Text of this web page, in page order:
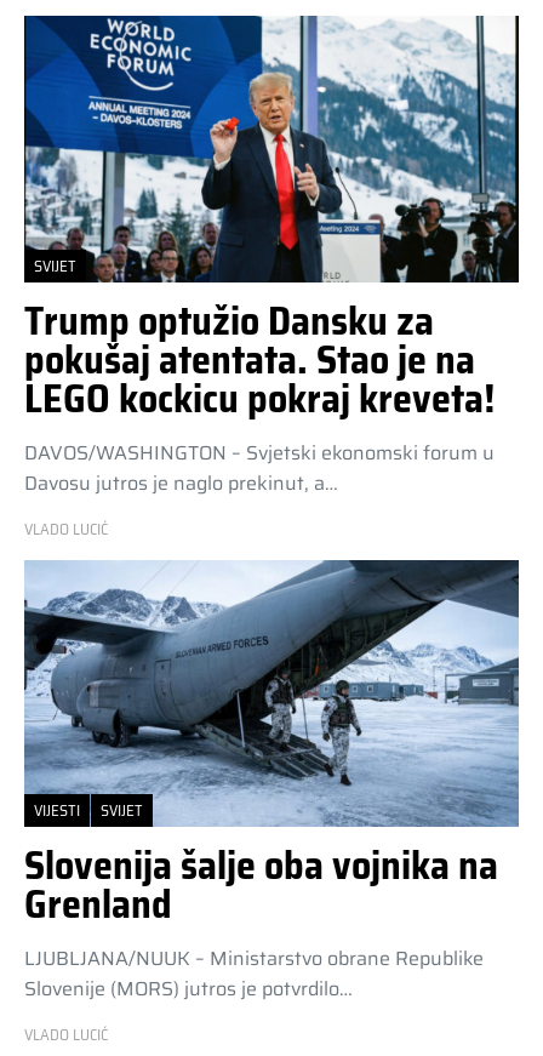
SVIJET
Trump optužio Dansku za
pokušaj atentata. Stao je na
LEGO kockicu pokraj kreveta!
DAVOS/WASHINGTON – Svjetski ekonomski forum u
Davosu jutros je naglo prekinut, a…
VLADO LUCIĆ
VIJESTI SVIJET
Slovenija šalje oba vojnika na
Grenland
LJUBLJANA/NUUK – Ministarstvo obrane Republike
Slovenije (MORS) jutros je potvrdilo…
VLADO LUCIĆ